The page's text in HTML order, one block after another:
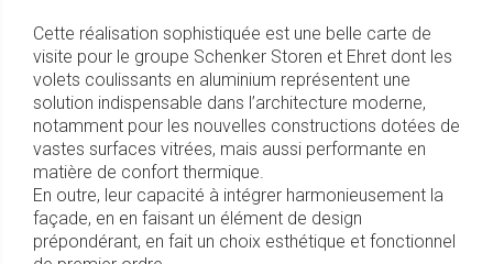
Cette réalisation sophistiquée est une belle carte de
visite pour le groupe Schenker Storen et Ehret dont les
volets coulissants en aluminium représentent une
solution indispensable dans l’architecture moderne,
notamment pour les nouvelles constructions dotées de
vastes surfaces vitrées, mais aussi performante en
matière de confort thermique.
En outre, leur capacité à intégrer harmonieusement la
façade, en en faisant un élément de design
prépondérant, en fait un choix esthétique et fonctionnel